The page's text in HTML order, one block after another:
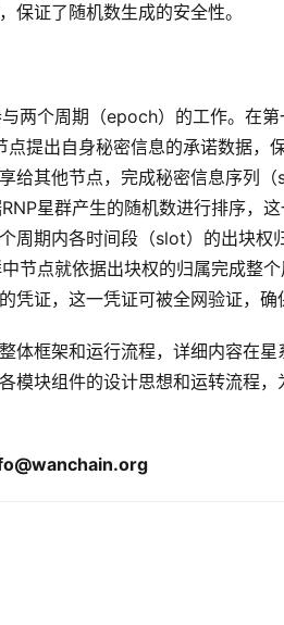
保证了随机数生成的安全性。
两个周期（epoch）的工作。在
点提出自身秘密信息的承诺数据
给其他节点，完成秘密信息序列
星群产生的随机数进行排序，
周期内各时间段（slot）的出块
节点就依据出块权的归属完成整
凭证，这一凭证可被全网验证，确
体框架和运行流程，详细内容在
模块组件的设计思想和运转流程